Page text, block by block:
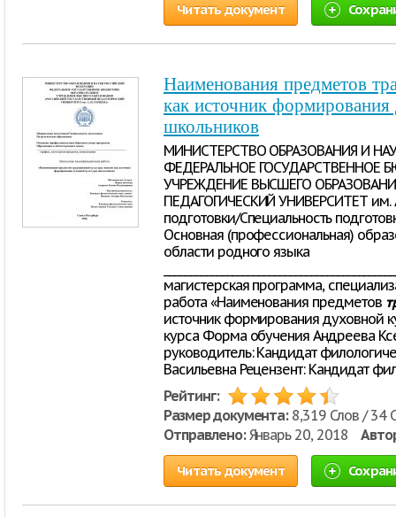
Читать документ
Наименования предметов
как источник
школьников
МИНИСТЕРСТВО ОБРАЗОВАНИЯ И
ФЕДЕРАЛЬНОЕ ГОСУДАРСТВЕННОЕ
УЧРЕЖДЕНИЕ ВЫСШЕГО
ПЕДАГОГИЧЕСКИЙ УНИВЕРСИТЕТ им.
подготовки/Специальность
Основная (профессиональная)
области родного языка
магистерская программа,
работа «Наименования предметов
источник формирования духовной
курса Форма обучения Андреева
руководитель: Кандидат
Васильевна Рецензент: Кандидат
Рейтинг:
Размер документа:8,319 Слов / 34
Отправлено:Январь 20, 2018
Читать документ